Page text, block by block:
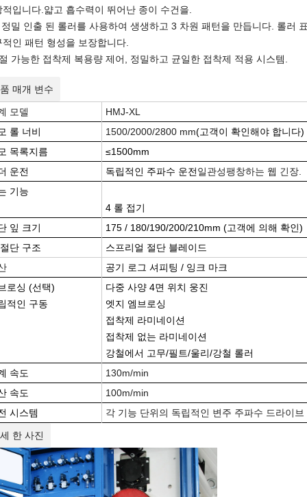
입니다. 얇고 흡수력이 뛰어난 종이 수건을
밀 인출 된 롤러를 사용하여 생생하고 3 차원 패턴을 만듭니다. 롤러
적인 패턴 형성을 보장합니다.
가능한 접착제 복용량 제어, 정밀하고 균일한 접착제 적용 시스템.
매개 변수
모델
HMJ-XL
롤 너비
1500/2000/2800 mm(고객이 확인해야 합니다)
목록지름 ≤1500mm
운전
독립적인 주파수 운전일관성팽창하는 웹 긴장.
기능
4 롤 접기
잎 크기
175 / 180/190/200/210mm (고객에 의해 확인)
단 구조
스프리얼 절단 블레이드
공기 로그 셔피팅 / 잉크 마크
로싱 (선택)
적인 구동
다중 사양 4면 위치 웅진
엣지 엠브로싱
접착제 라미네이션
접착제 없는 라미네이션
강철에서 고무/필트/울리/강철 롤러
속도
130m/min
속도
100m/min
시스템
각 기능 단위의 독립적인 변주 주파수 드라이브
한 사진